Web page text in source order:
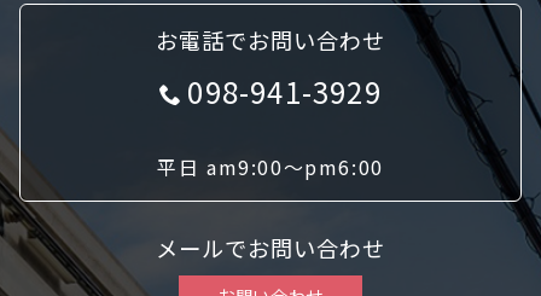
お電話でお問い合わせ
098-941-3929
平日 am9:00〜pm6:00
メールでお問い合わせ